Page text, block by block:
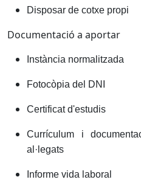
Disposar de cotxe propi
Documentació a aportar
Instància normalitzada
Fotocòpia del DNI
Certificat d'estudis
Currículum i
al·legats
Informe vida laboral